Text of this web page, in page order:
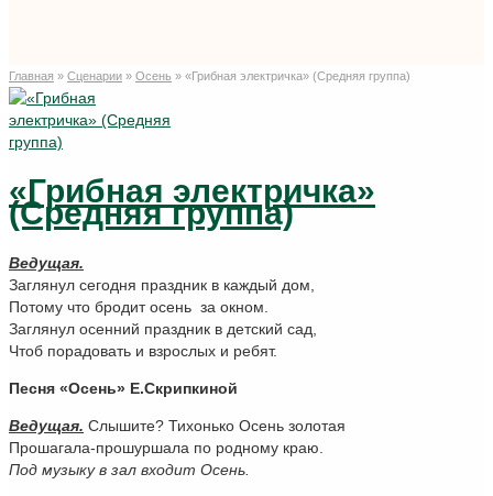
Главная » Сценарии » Осень » «Грибная электричка» (Средняя группа)
«Грибная электричка»
(Средняя группа)
Ведущая.
Заглянул сегодня праздник в каждый дом,
Потому что бродит осень за окном.
Заглянул осенний праздник в детский сад,
Чтоб порадовать и взрослых и ребят.
Песня «Осень» Е.Скрипкиной
Ведущая. Слышите? Тихонько Осень золотая
Прошагала-прошуршала по родному краю.
Под музыку в зал входит Осень.